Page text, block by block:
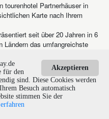
tourenhotel Partnerhäuser in
Karte nach Ihrem
seit über 20 Jahren in 6
Ländern das umfangreichste
Akzeptieren
für den
sind. Diese Cookies werden
Besuch automatisch
stimmen Sie der